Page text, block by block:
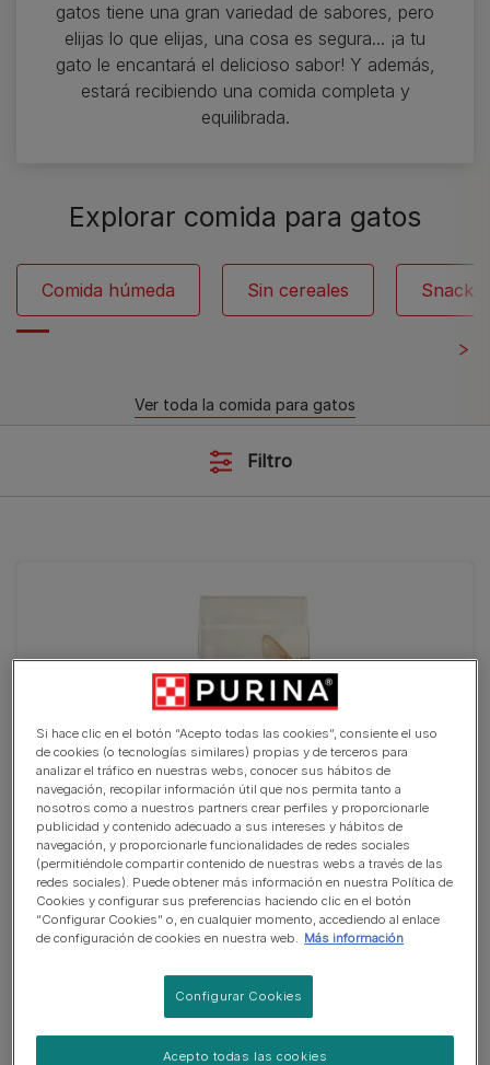
gatos tiene una gran variedad de sabores, pero
elijas lo que elijas, una cosa es segura... ¡a tu
gato le encantará el delicioso sabor! Y además,
estará recibiendo una comida completa y
equilibrada.
Explorar comida para gatos
Comida húmeda Sin cereales Snacks
Ver toda la comida para gatos
Filtro
PURINA® CAT CHOW®​ 3 en 1 con Pavo
(0)
Si hace clic en el botón “Acepto todas las cookies”, consiente el uso
de cookies (o tecnologías similares) propias y de terceros para
analizar el tráfico en nuestras webs, conocer sus hábitos de
navegación, recopilar información útil que nos permita tanto a
nosotros como a nuestros partners crear perfiles y proporcionarle
publicidad y contenido adecuado a sus intereses y hábitos de
navegación, y proporcionarle funcionalidades de redes sociales
(permitiéndole compartir contenido de nuestras webs a través de las
redes sociales). Puede obtener más información en nuestra Política de
Cookies y configurar sus preferencias haciendo clic en el botón
“Configurar Cookies” o, en cualquier momento, accediendo al enlace
de configuración de cookies en nuestra web. Más información
Configurar Cookies
Acepto todas las cookies